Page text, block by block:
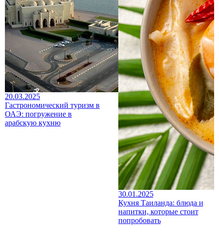
20.03.2025
Гастрономический туризм в
ОАЭ: погружение в
арабскую кухню
30.01.2025
Кухня Таиланда: блюда и
напитки, которые стоит
попробовать